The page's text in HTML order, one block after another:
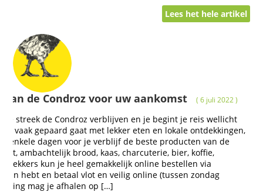
Lees het hele artikel
de Condroz voor uw aankomst ( 6 juli 2022 )
streek de Condroz verblijven en je begint je reis wellicht
vaak gepaard gaat met lekker eten en lokale ontdekkingen,
enkele dagen voor je verblijf de beste producten van de
ambachtelijk brood, kaas, charcuterie, bier, koffie,
lekkers kun je heel gemakkelijk online bestellen via
in hebt en betaal vlot en veilig online (tussen zondag
mag je afhalen op […]